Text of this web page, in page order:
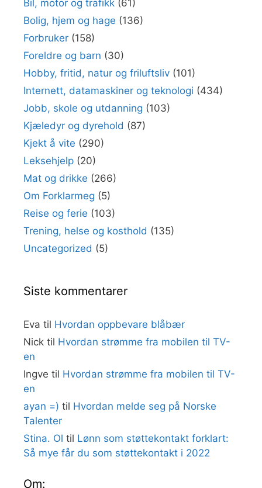
Bil, motor og trafikk (61)
Bolig, hjem og hage (136)
Forbruker (158)
Foreldre og barn (30)
Hobby, fritid, natur og friluftsliv (101)
Internett, datamaskiner og teknologi (434)
Jobb, skole og utdanning (103)
Kjæledyr og dyrehold (87)
Kjekt å vite (290)
Leksehjelp (20)
Mat og drikke (266)
Om Forklarmeg (5)
Reise og ferie (103)
Trening, helse og kosthold (135)
Uncategorized (5)
Siste kommentarer
Eva til Hvordan oppbevare blåbær
Nick til Hvordan strømme fra mobilen til TV-
en
Ingve til Hvordan strømme fra mobilen til TV-
en
ayan =) til Hvordan melde seg på Norske
Talenter
Stina. Ol til Lønn som støttekontakt forklart:
Så mye får du som støttekontakt i 2022
Om: